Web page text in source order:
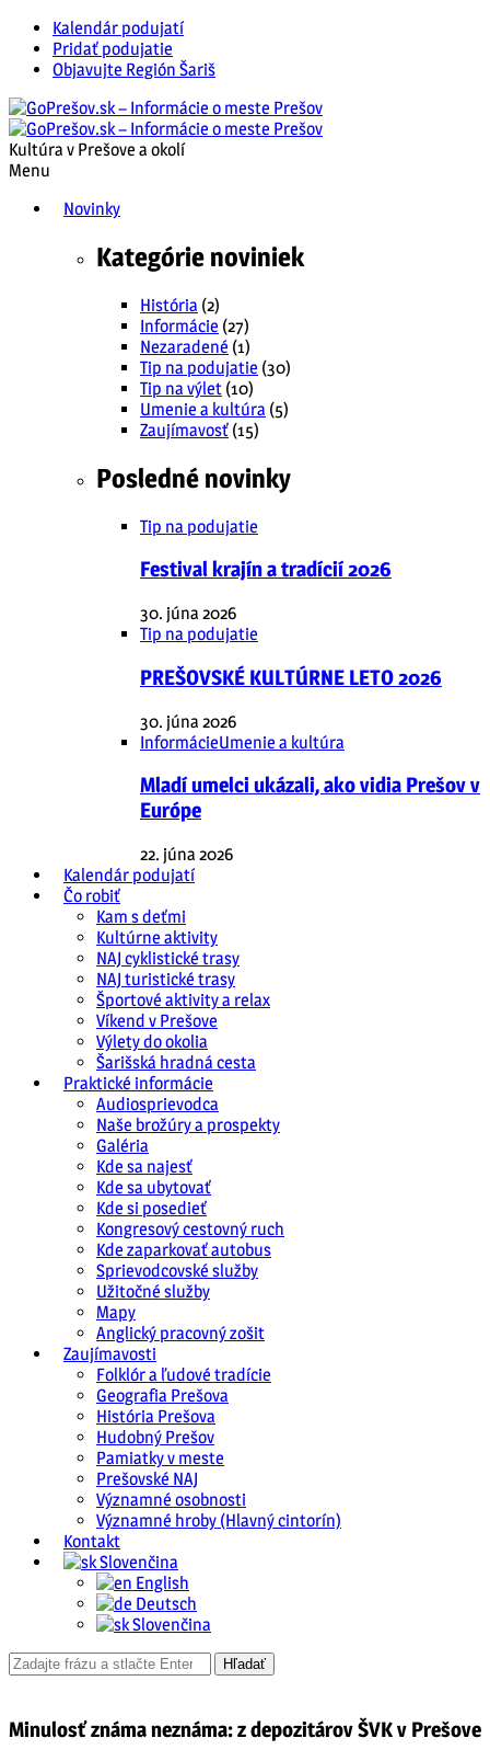
Kalendár podujatí
Pridať podujatie
Objavujte Región Šariš
Kultúra v Prešove a okolí
Menu
Novinky
Kategórie noviniek
História (2)
Informácie (27)
Nezaradené (1)
Tip na podujatie (30)
Tip na výlet (10)
Umenie a kultúra (5)
Zaujímavosť (15)
Posledné novinky
Tip na podujatie
Festival krajín a tradícií 2026
30. júna 2026
Tip na podujatie
PREŠOVSKÉ KULTÚRNE LETO 2026
30. júna 2026
InformácieUmenie a kultúra
Mladí umelci ukázali, ako vidia Prešov v
Európe
22. júna 2026
Kalendár podujatí
Čo robiť
Kam s deťmi
Kultúrne aktivity
NAJ cyklistické trasy
NAJ turistické trasy
Športové aktivity a relax
Víkend v Prešove
Výlety do okolia
Šarišská hradná cesta
Praktické informácie
Audiosprievodca
Naše brožúry a prospekty
Galéria
Kde sa najesť
Kde sa ubytovať
Kde si posedieť
Kongresový cestovný ruch
Kde zaparkovať autobus
Sprievodcovské služby
Užitočné služby
Mapy
Anglický pracovný zošit
Zaujímavosti
Folklór a ľudové tradície
Geografia Prešova
História Prešova
Hudobný Prešov
Pamiatky v meste
Prešovské NAJ
Významné osobnosti
Významné hroby (Hlavný cintorín)
Kontakt
Slovenčina
English
Deutsch
Slovenčina
Minulosť známa neznáma: z depozitárov ŠVK v Prešove